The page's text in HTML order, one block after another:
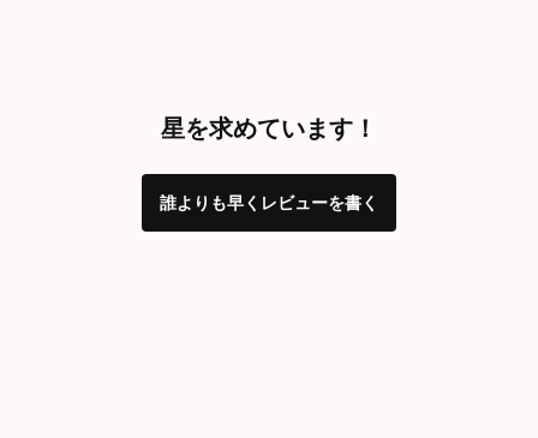
星を求めています！
誰よりも早くレビューを書く